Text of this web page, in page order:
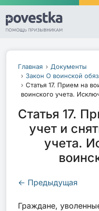
Главная
Документы
Закон О воинской
Статья 17. Прием на
воинского учета.
Статья 17.
учет и
учета.
← Предыдущая
Граждане,